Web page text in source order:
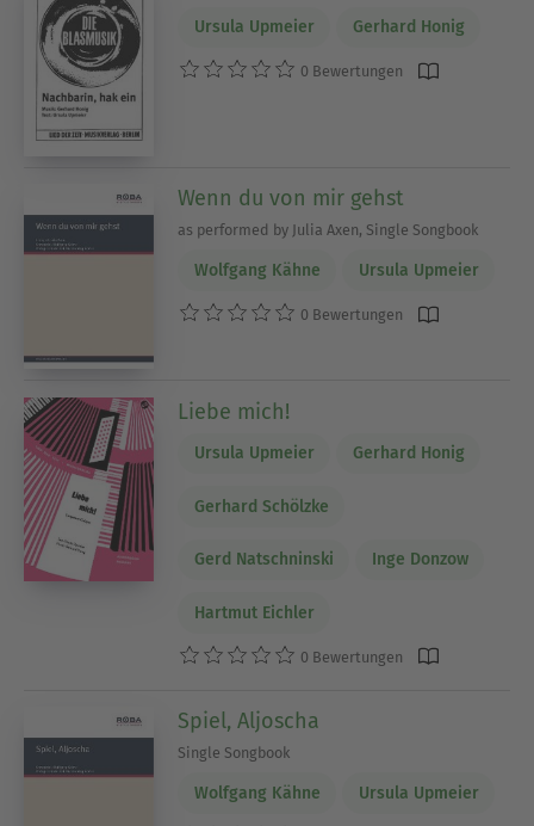
Ursula Upmeier Gerhard Honig
0 Bewertungen
Wenn du von mir gehst
as performed by Julia Axen, Single Songbook
Wolfgang Kähne Ursula Upmeier
0 Bewertungen
Liebe mich!
Ursula Upmeier Gerhard Honig
Gerhard Schölzke
Gerd Natschninski Inge Donzow
Hartmut Eichler
0 Bewertungen
Spiel, Aljoscha
Single Songbook
Wolfgang Kähne Ursula Upmeier